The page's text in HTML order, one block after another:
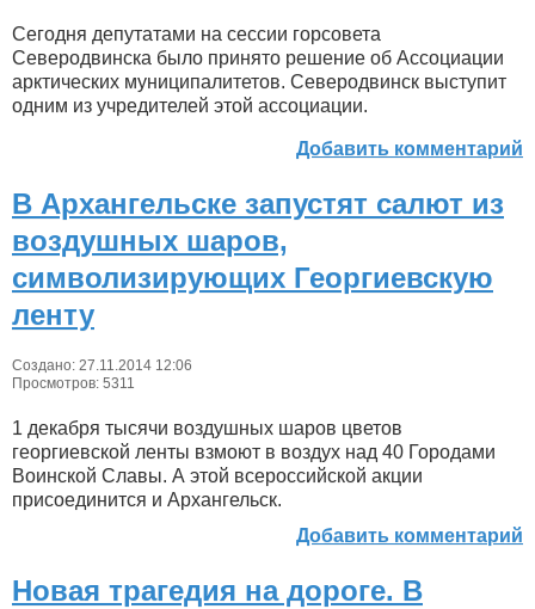
Сегодня депутатами на сессии горсовета
Северодвинска было принято решение об Ассоциации
арктических муниципалитетов. Северодвинск выступит
одним из учредителей этой ассоциации.
Добавить комментарий
В Архангельске запустят салют из
воздушных шаров,
символизирующих Георгиевскую
ленту
Создано: 27.11.2014 12:06
Просмотров: 5311
1 декабря тысячи воздушных шаров цветов
георгиевской ленты взмоют в воздух над 40 Городами
Воинской Славы. А этой всероссийской акции
присоединится и Архангельск.
Добавить комментарий
Новая трагедия на дороге. В